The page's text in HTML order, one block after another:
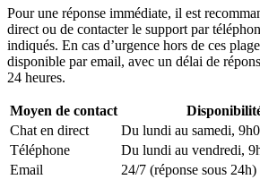
Pour une réponse immédiate, il est
direct ou de contacter le support par
indiqués. En cas d’urgence hors de ces
disponible par email, avec un délai de
24 heures.
Moyen de contact
Chat en direct
Du lundi au samedi,
Téléphone
Du lundi au vendredi,
Email
24/7 (réponse sous 24h)